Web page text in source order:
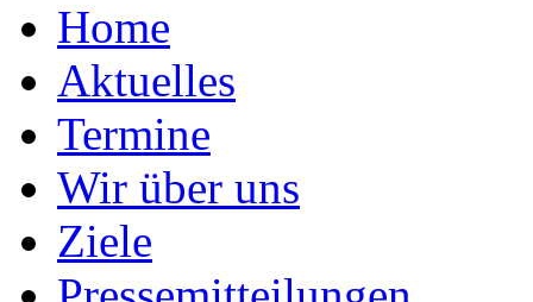
Home
Aktuelles
Termine
Wir über uns
Ziele